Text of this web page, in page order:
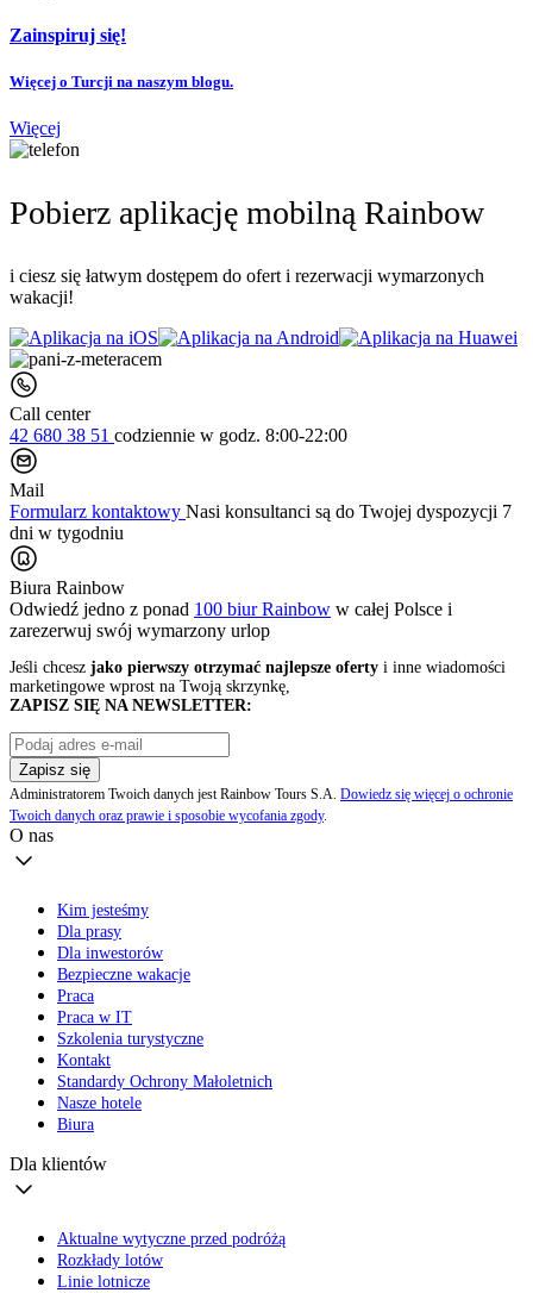
Zainspiruj się!
Więcej o Turcji na naszym blogu.
Więcej
Pobierz aplikację mobilną Rainbow
i ciesz się łatwym dostępem do ofert i rezerwacji wymarzonych
wakacji!
Call center
42 680 38 51 codziennie w godz. 8:00-22:00
Mail
Formularz kontaktowy Nasi konsultanci są do Twojej dyspozycji 7
dni w tygodniu
Biura Rainbow
Odwiedź jedno z ponad 100 biur Rainbow w całej Polsce i
zarezerwuj swój wymarzony urlop
Jeśli chcesz jako pierwszy otrzymać najlepsze oferty i inne wiadomości
marketingowe wprost na Twoją skrzynkę,
ZAPISZ SIĘ NA NEWSLETTER:
Zapisz się
Administratorem Twoich danych jest Rainbow Tours S.A. Dowiedz się więcej o ochronie
Twoich danych oraz prawie i sposobie wycofania zgody.
O nas
Kim jesteśmy
Dla prasy
Dla inwestorów
Bezpieczne wakacje
Praca
Praca w IT
Szkolenia turystyczne
Kontakt
Standardy Ochrony Małoletnich
Nasze hotele
Biura
Dla klientów
Aktualne wytyczne przed podróżą
Rozkłady lotów
Linie lotnicze